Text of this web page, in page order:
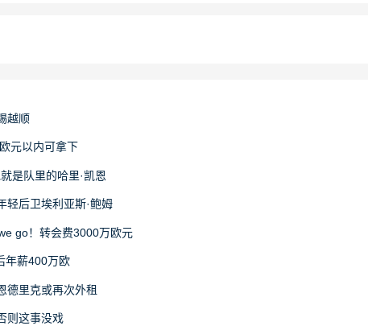
越顺
元以内可拿下
是队里的哈里·凯恩
轻后卫埃利亚斯·鲍姆
go！转会费3000万欧元
年薪400万欧
德里克或再次外租
则这事没戏